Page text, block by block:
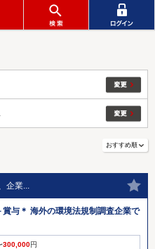
企業...
与＊ 海外の環境法規制調査企業で
300,000円